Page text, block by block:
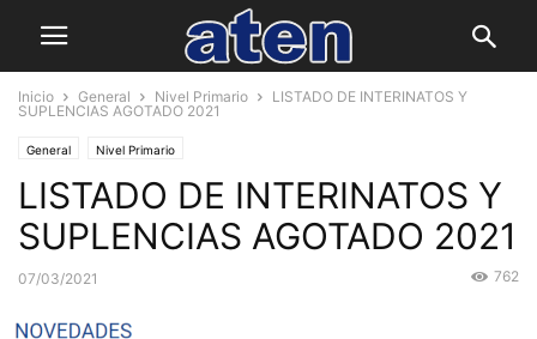
Inicio General Nivel Primario
LISTADO DE INTERINATOS Y
SUPLENCIAS AGOTADO 2021
General Nivel Primario
LISTADO DE INTERINATOS Y
SUPLENCIAS AGOTADO 2021
07/03/2021 762